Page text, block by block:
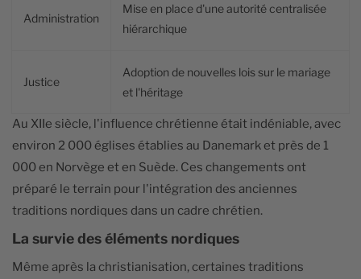
Administration
Mise en place d'une autorité centralisée
hiérarchique
Justice
Adoption de nouvelles lois sur le mariage
et l'héritage
Au XIIe siècle, l'influence chrétienne était indéniable, avec
environ 2 000 églises établies au Danemark et près de 1
000 en Norvège et en Suède. Ces changements ont
préparé le terrain pour l'intégration des anciennes
traditions nordiques dans un cadre chrétien.
La survie des éléments nordiques
Même après la christianisation, certaines traditions